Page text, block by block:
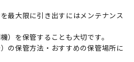
最大限に引き出すにはメンテナンス
）を保管することも大切です。
の保管方法・おすすめの保管場所に